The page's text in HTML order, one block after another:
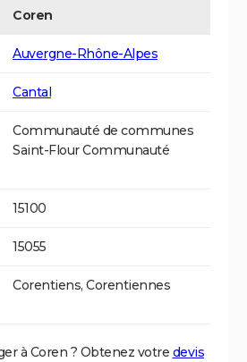
Coren
Auvergne-Rhône-Alpes
Cantal
Communauté de communes
Saint-Flour Communauté
15100
15055
Corentiens, Corentiennes
à Coren ? Obtenez votre devis